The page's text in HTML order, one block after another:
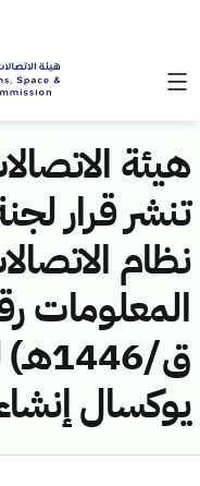
هيئة
تنشر قرار
نظام
ق/
يوكسال